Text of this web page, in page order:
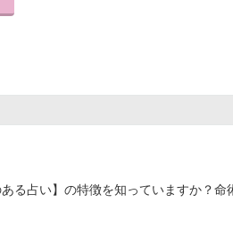
ある占い】の特徴を知っていますか？命